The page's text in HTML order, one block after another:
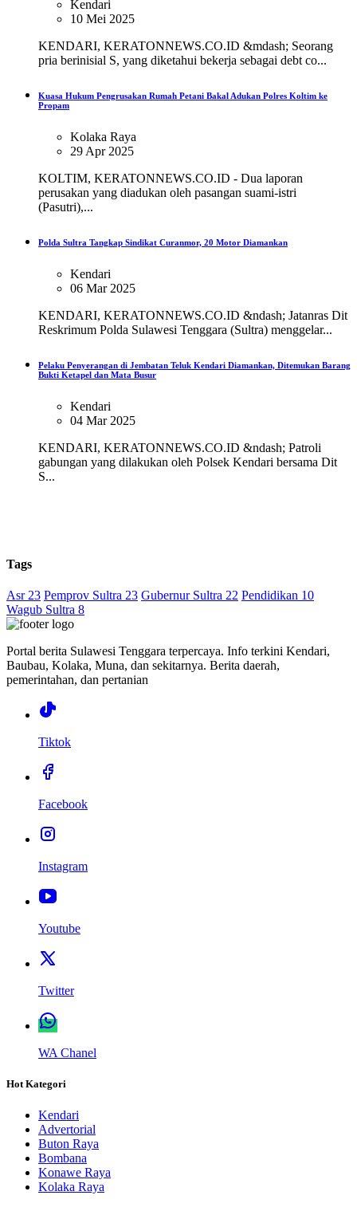
Kendari
10 Mei 2025
KENDARI, KERATONNEWS.CO.ID &mdash; Seorang
pria berinisial S, yang diketahui bekerja sebagai debt co...
Kuasa Hukum Pengrusakan Rumah Petani Bakal Adukan Polres Koltim ke
Propam
Kolaka Raya
29 Apr 2025
KOLTIM, KERATONNEWS.CO.ID - Dua laporan
perusakan yang diadukan oleh pasangan suami-istri
(Pasutri),...
Polda Sultra Tangkap Sindikat Curanmor, 20 Motor Diamankan
Kendari
06 Mar 2025
KENDARI, KERATONNEWS.CO.ID &ndash; Jatanras Dit
Reskrimum Polda Sulawesi Tenggara (Sultra) menggelar...
Pelaku Penyerangan di Jembatan Teluk Kendari Diamankan, Ditemukan Barang
Bukti Ketapel dan Mata Busur
Kendari
04 Mar 2025
KENDARI, KERATONNEWS.CO.ID &ndash; Patroli
gabungan yang dilakukan oleh Polsek Kendari bersama Dit
S...
Tags
Asr 23 Pemprov Sultra 23 Gubernur Sultra 22 Pendidikan 10
Wagub Sultra 8
Portal berita Sulawesi Tenggara terpercaya. Info terkini Kendari,
Baubau, Kolaka, Muna, dan sekitarnya. Berita daerah,
pemerintahan, dan pertanian
Tiktok
Facebook
Instagram
Youtube
Twitter
WA Chanel
Hot Kategori
Kendari
Advertorial
Buton Raya
Bombana
Konawe Raya
Kolaka Raya